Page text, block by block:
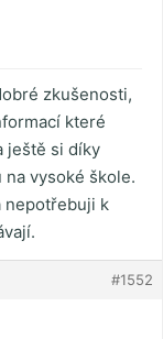
zkušenosti,
které
ještě si díky
vysoké škole.
nepotřebuji k
#1552